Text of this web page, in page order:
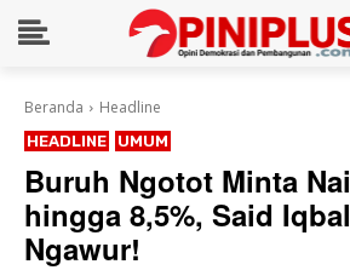
Beranda Headline
HEADLINE UMUM
Buruh Ngotot Minta
hingga 8,5%, Said
Ngawur!